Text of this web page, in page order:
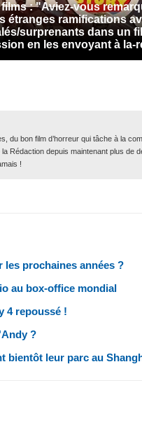
: "Aviez-vous
étranges ramifications
surprenants dans un
en les envoyant à la-
du bon film d’horreur qui tâche à la
la Rédaction depuis maintenant plus de
!
les prochaines années ?
au box-office mondial
4 repoussé !
?
bientôt leur parc au